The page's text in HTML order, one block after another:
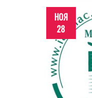
НОЯ
28